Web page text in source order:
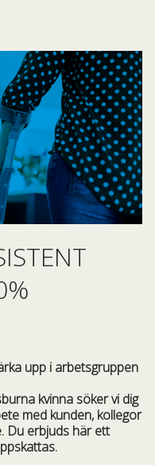
upp i arbetsgruppen
kvinna söker vi dig
med kunden, kollegor
Du erbjuds här ett